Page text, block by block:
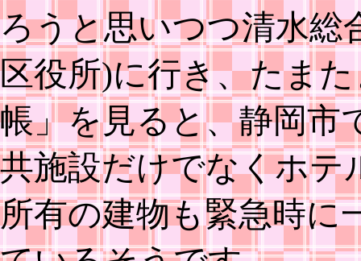
ろうと思いつつ清水総
区役所)に行き、たま
帳」を見ると、静岡市
共施設だけでなくホテ
所有の建物も緊急時に